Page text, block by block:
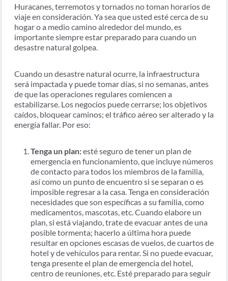
Huracanes, terremotos y tornados no toman horarios de
viaje en consideración. Ya sea que usted esté cerca de su
hogar o a medio camino alrededor del mundo, es
importante siempre estar preparado para cuando un
desastre natural golpea.
Cuando un desastre natural ocurre, la infraestructura
será impactada y puede tomar días, si no semanas, antes
de que las operaciones regulares comiencen a
estabilizarse. Los negocios puede cerrarse; los objetivos
caídos, bloquear caminos; el tráfico aéreo ser alterado y la
energía fallar. Por eso:
Tenga un plan:esté seguro de tener un plan de
emergencia en funcionamiento, que incluye números
de contacto para todos los miembros de la familia,
así como un punto de encuentro si se separan o es
imposible regresar a la casa. Tenga en consideración
necesidades que son específicas a su familia, como
medicamentos, mascotas, etc. Cuando elabore un
plan, si está viajando, trate de evacuar antes de una
posible tormenta; hacerlo a última hora puede
resultar en opciones escasas de vuelos, de cuartos de
hotel y de vehículos para rentar. Si no puede evacuar,
tenga presente el plan de emergencia del hotel,
centro de reuniones, etc. Esté preparado para seguir